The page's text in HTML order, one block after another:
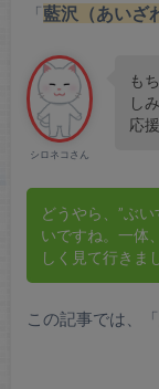
「藍沢（あいざ
シロネコさん
も
し
応
どうやら、”ぶ
いですね。一体
しく見て行きま
この記事では、「